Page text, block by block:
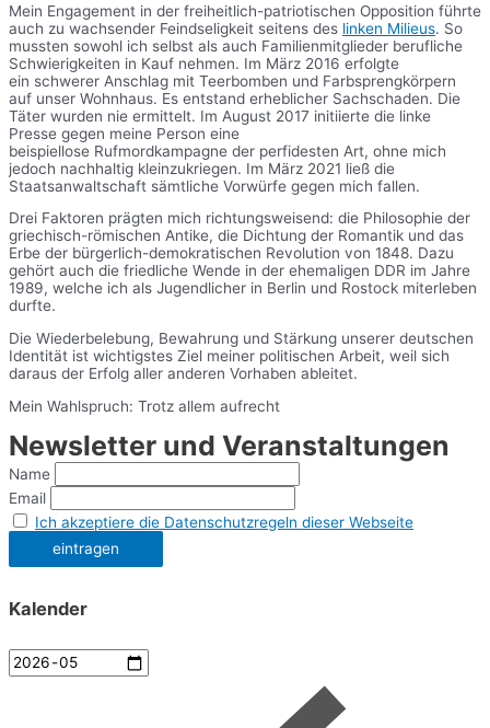
Mein Engagement in der freiheitlich-patriotischen Opposition führte
auch zu wachsender Feindseligkeit seitens des linken Milieus. So
mussten sowohl ich selbst als auch Familienmitglieder berufliche
Schwierigkeiten in Kauf nehmen. Im März 2016 erfolgte
ein schwerer Anschlag mit Teerbomben und Farbsprengkörpern
auf unser Wohnhaus. Es entstand erheblicher Sachschaden. Die
Täter wurden nie ermittelt. Im August 2017 initiierte die linke
Presse gegen meine Person eine
beispiellose Rufmordkampagne der perfidesten Art, ohne mich
jedoch nachhaltig kleinzukriegen. Im März 2021 ließ die
Staatsanwaltschaft sämtliche Vorwürfe gegen mich fallen.
Drei Faktoren prägten mich richtungsweisend: die Philosophie der
griechisch-römischen Antike, die Dichtung der Romantik und das
Erbe der bürgerlich-demokratischen Revolution von 1848. Dazu
gehört auch die friedliche Wende in der ehemaligen DDR im Jahre
1989, welche ich als Jugendlicher in Berlin und Rostock miterleben
durfte.
Die Wiederbelebung, Bewahrung und Stärkung unserer deutschen
Identität ist wichtigstes Ziel meiner politischen Arbeit, weil sich
daraus der Erfolg aller anderen Vorhaben ableitet.
Mein Wahlspruch: Trotz allem aufrecht
Newsletter und Veranstaltungen
Name
Email
Ich akzeptiere die Datenschutzregeln dieser Webseite
Kalender